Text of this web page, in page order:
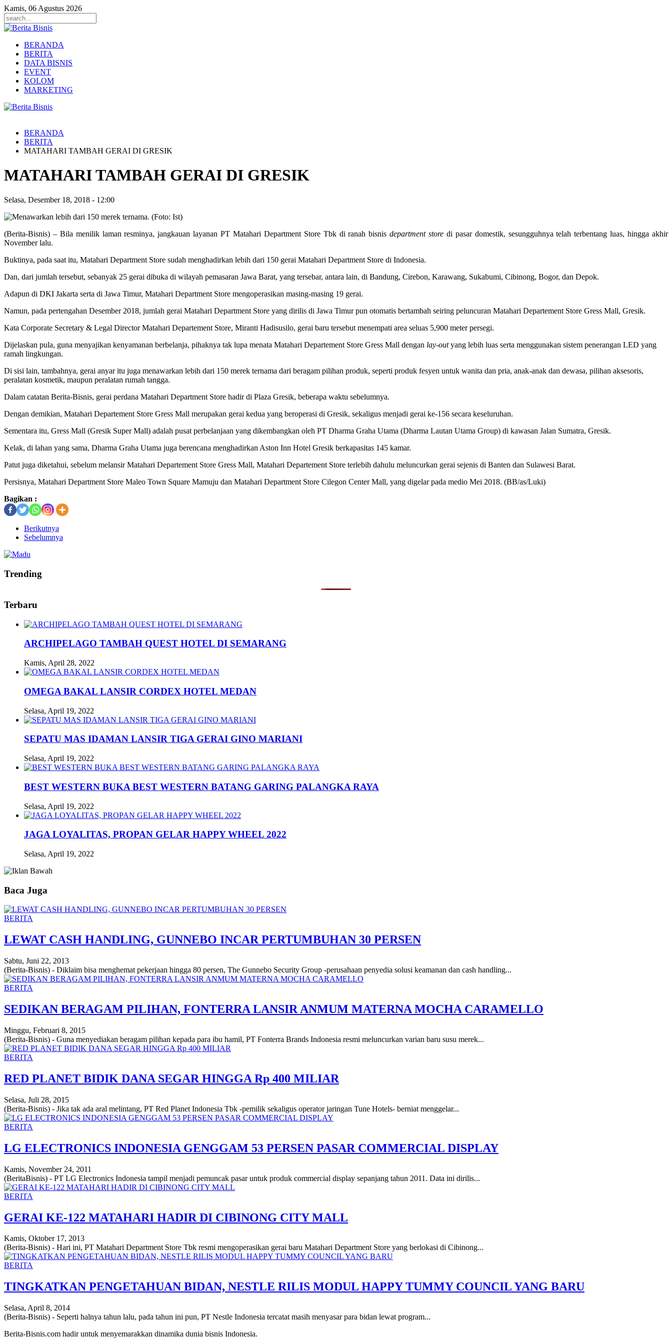
Kamis, 06 Agustus 2026
BERANDA
BERITA
DATA BISNIS
EVENT
KOLOM
MARKETING
BERANDA
BERITA
MATAHARI TAMBAH GERAI DI GRESIK
MATAHARI TAMBAH GERAI DI GRESIK
Selasa, Desember 18, 2018 - 12:00
(Berita-Bisnis) – Bila menilik laman resminya, jangkauan layanan PT Matahari Department Store Tbk di ranah bisnisdepartment store di pasar domestik, sesungguhnya telah terbentang luas, hingga akhir
November lalu.
Buktinya, pada saat itu, Matahari Department Store sudah menghadirkan lebih dari 150 gerai Matahari Department Store di Indonesia.
Dan, dari jumlah tersebut, sebanyak 25 gerai dibuka di wilayah pemasaran Jawa Barat, yang tersebar, antara lain, di Bandung, Cirebon, Karawang, Sukabumi, Cibinong, Bogor, dan Depok.
Adapun di DKI Jakarta serta di Jawa Timur, Matahari Department Store mengoperasikan masing-masing 19 gerai.
Namun, pada pertengahan Desember 2018, jumlah gerai Matahari Department Store yang dirilis di Jawa Timur pun otomatis bertambah seiring peluncuran Matahari Departement Store Gress Mall, Gresik.
Kata Corporate Secretary & Legal Director Matahari Departement Store, Miranti Hadisusilo, gerai baru tersebut menempati area seluas 5,900 meter persegi.
Dijelaskan pula, guna menyajikan kenyamanan berbelanja, pihaknya tak lupa menata Matahari Departement Store Gress Mall dengan lay-outyang lebih luas serta menggunakan sistem penerangan LED yang
ramah lingkungan.
Di sisi lain, tambahnya, gerai anyar itu juga menawarkan lebih dari 150 merek ternama dari beragam pilihan produk, seperti produk fesyen untuk wanita dan pria, anak-anak dan dewasa, pilihan aksesoris,
peralatan kosmetik, maupun peralatan rumah tangga.
Dalam catatan Berita-Bisnis, gerai perdana Matahari Department Store hadir di Plaza Gresik, beberapa waktu sebelumnya.
Dengan demikian, Matahari Departement Store Gress Mall merupakan gerai kedua yang beroperasi di Gresik, sekaligus menjadi gerai ke-156 secara keseluruhan.
Sementara itu, Gress Mall (Gresik Super Mall) adalah pusat perbelanjaan yang dikembangkan oleh PT Dharma Graha Utama (Dharma Lautan Utama Group) di kawasan Jalan Sumatra, Gresik.
Kelak, di lahan yang sama, Dharma Graha Utama juga berencana menghadirkan Aston Inn Hotel Gresik berkapasitas 145 kamar.
Patut juga diketahui, sebelum melansir Matahari Departement Store Gress Mall, Matahari Departement Store terlebih dahulu meluncurkan gerai sejenis di Banten dan Sulawesi Barat.
Persisnya, Matahari Department Store Maleo Town Square Mamuju dan Matahari Department Store Cilegon Center Mall, yang digelar pada medio Mei 2018. (BB/as/Luki)
Bagikan :
Berikutnya
Sebelumnya
Trending
Terbaru
ARCHIPELAGO TAMBAH QUEST HOTEL DI SEMARANG
Kamis, April 28, 2022
OMEGA BAKAL LANSIR CORDEX HOTEL MEDAN
Selasa, April 19, 2022
SEPATU MAS IDAMAN LANSIR TIGA GERAI GINO MARIANI
Selasa, April 19, 2022
BEST WESTERN BUKA BEST WESTERN BATANG GARING PALANGKA RAYA
Selasa, April 19, 2022
JAGA LOYALITAS, PROPAN GELAR HAPPY WHEEL 2022
Selasa, April 19, 2022
Baca Juga
BERITA
LEWAT CASH HANDLING, GUNNEBO INCAR PERTUMBUHAN 30 PERSEN
Sabtu, Juni 22, 2013
(Berita-Bisnis) - Diklaim bisa menghemat pekerjaan hingga 80 persen, The Gunnebo Security Group -perusahaan penyedia solusi keamanan dan cash handling...
BERITA
SEDIKAN BERAGAM PILIHAN, FONTERRA LANSIR ANMUM MATERNA MOCHA CARAMELLO
Minggu, Februari 8, 2015
(Berita-Bisnis) - Guna menyediakan beragam pilihan kepada para ibu hamil, PT Fonterra Brands Indonesia resmi meluncurkan varian baru susu merek...
BERITA
RED PLANET BIDIK DANA SEGAR HINGGA Rp 400 MILIAR
Selasa, Juli 28, 2015
(Berita-Bisnis) - Jika tak ada aral melintang, PT Red Planet Indonesia Tbk -pemilik sekaligus operator jaringan Tune Hotels- berniat menggelar...
BERITA
LG ELECTRONICS INDONESIA GENGGAM 53 PERSEN PASAR COMMERCIAL DISPLAY
Kamis, November 24, 2011
(BeritaBisnis) - PT LG Electronics Indonesia tampil menjadi pemuncak pasar untuk produk commercial display sepanjang tahun 2011. Data ini dirilis...
BERITA
GERAI KE-122 MATAHARI HADIR DI CIBINONG CITY MALL
Kamis, Oktober 17, 2013
(Berita-Bisnis) - Hari ini, PT Matahari Department Store Tbk resmi mengoperasikan gerai baru Matahari Department Store yang berlokasi di Cibinong...
BERITA
TINGKATKAN PENGETAHUAN BIDAN, NESTLE RILIS MODUL HAPPY TUMMY COUNCIL YANG BARU
Selasa, April 8, 2014
(Berita-Bisnis) - Seperti halnya tahun lalu, pada tahun ini pun, PT Nestle Indonesia tercatat masih menyasar para bidan lewat program...
Berita-Bisnis.com hadir untuk menyemarakkan dinamika dunia bisnis Indonesia.